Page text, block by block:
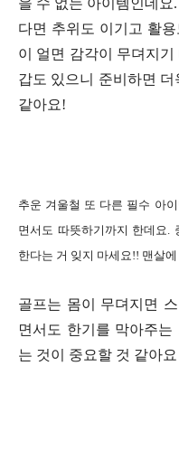
다면 추위도 이기고 활
이 얼면 감각이 무뎌지
갑도 있으니 준비하면
같아요!
추운 겨울철 또 다른 필수 아
면서도 따뜻하기까지 한데요.
한다는 거 잊지 마세요!! 맨살
골프는 몸이 무뎌지면
면서도 한기를 막아주
는 것이 중요할 것 같아요